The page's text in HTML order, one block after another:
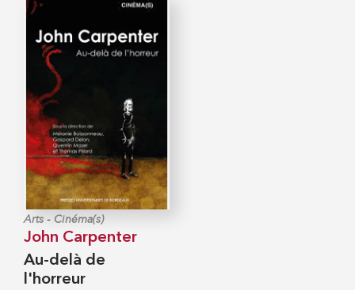
Arts - Cinéma(s)
John Carpenter
Au-delà de
l'horreur